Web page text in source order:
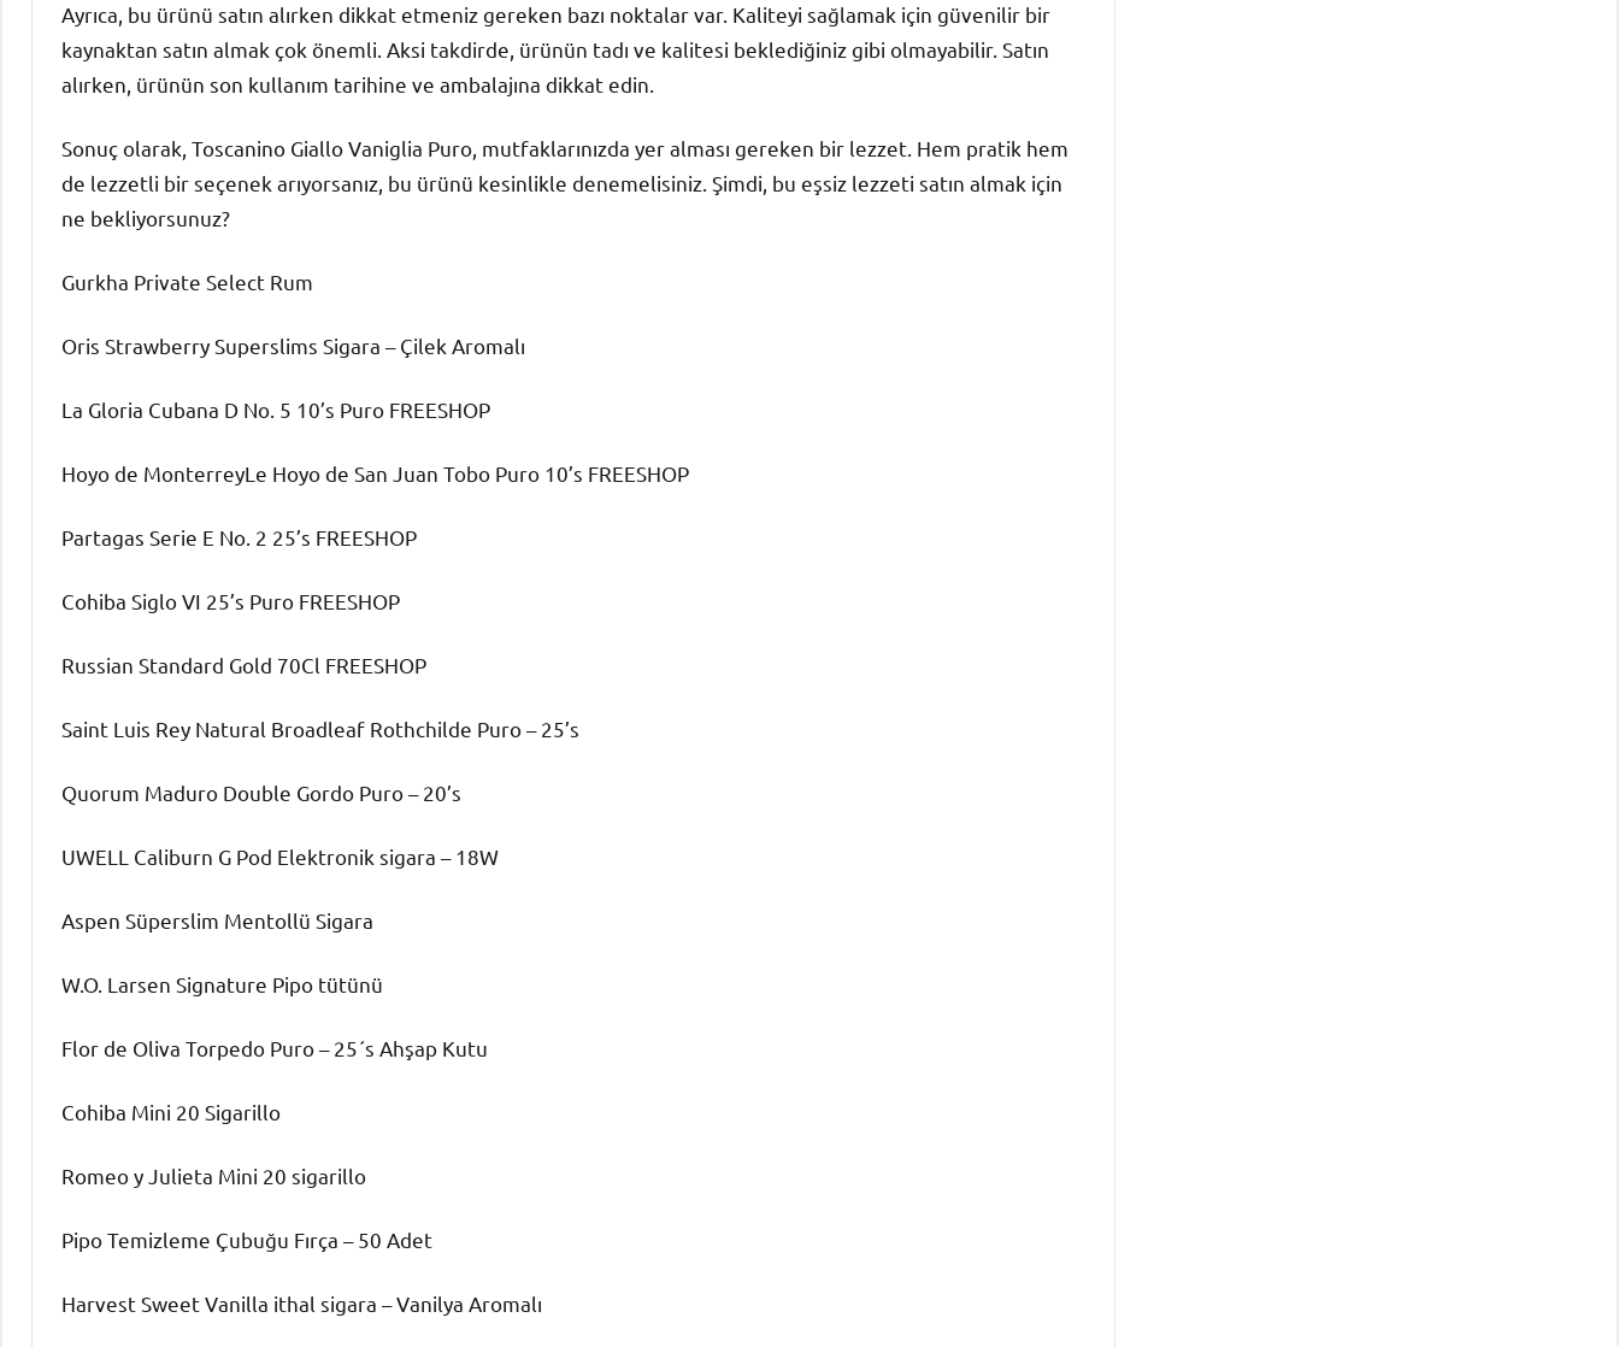
Ayrıca, bu ürünü satın alırken dikkat etmeniz gereken bazı noktalar var. Kaliteyi sağlamak için güvenilir bir
kaynaktan satın almak çok önemli. Aksi takdirde, ürünün tadı ve kalitesi beklediğiniz gibi olmayabilir. Satın
alırken, ürünün son kullanım tarihine ve ambalajına dikkat edin.
Sonuç olarak, Toscanino Giallo Vaniglia Puro, mutfaklarınızda yer alması gereken bir lezzet. Hem pratik hem
de lezzetli bir seçenek arıyorsanız, bu ürünü kesinlikle denemelisiniz. Şimdi, bu eşsiz lezzeti satın almak için
ne bekliyorsunuz?
Gurkha Private Select Rum
Oris Strawberry Superslims Sigara – Çilek Aromalı
La Gloria Cubana D No. 5 10’s Puro FREESHOP
Hoyo de MonterreyLe Hoyo de San Juan Tobo Puro 10’s FREESHOP
Partagas Serie E No. 2 25’s FREESHOP
Cohiba Siglo VI 25’s Puro FREESHOP
Russian Standard Gold 70Cl FREESHOP
Saint Luis Rey Natural Broadleaf Rothchilde Puro – 25’s
Quorum Maduro Double Gordo Puro – 20’s
UWELL Caliburn G Pod Elektronik sigara – 18W
Aspen Süperslim Mentollü Sigara
W.O. Larsen Signature Pipo tütünü
Flor de Oliva Torpedo Puro – 25´s Ahşap Kutu
Cohiba Mini 20 Sigarillo
Romeo y Julieta Mini 20 sigarillo
Pipo Temizleme Çubuğu Fırça – 50 Adet
Harvest Sweet Vanilla ithal sigara – Vanilya Aromalı